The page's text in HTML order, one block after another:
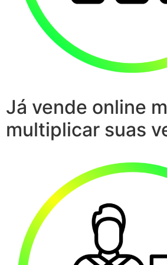
Já vende online
multiplicar suas